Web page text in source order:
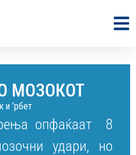
МОЗОКОТ
и ’рбет
опфаќаат 8
удари, но